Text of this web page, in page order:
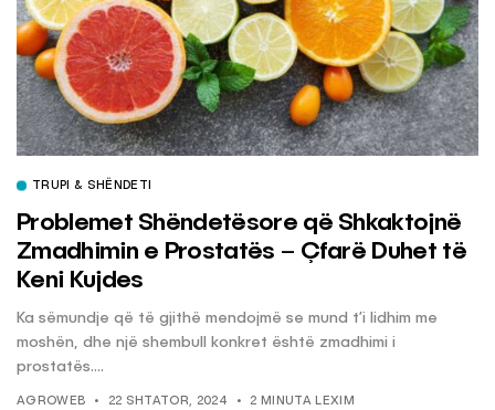
TRUPI & SHËNDETI
Problemet Shëndetësore që Shkaktojnë
Zmadhimin e Prostatës – Çfarë Duhet të
Keni Kujdes
Ka sëmundje që të gjithë mendojmë se mund t’i lidhim me
moshën, dhe një shembull konkret është zmadhimi i
prostatës....
AGROWEB 22 SHTATOR, 2024 2 MINUTA LEXIM